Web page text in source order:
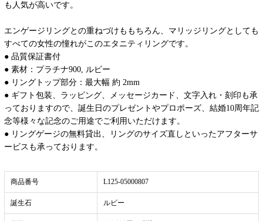
も人気が高いです。
エンゲージリングとの重ねづけももちろん、マリッジリングとしても
すべての女性の憧れがこのエタニティリングです。
● 品質保証書付
● 素材：プラチナ900, ルビー
● リングトップ部分：最大幅 約 2mm
● ギフト包装、ラッピング、メッセージカード、文字入れ・刻印も承
っておりますので、誕生日のプレゼントやプロポーズ、結婚10周年記
念等様々な記念のご用途でご利用いただけます。
● リングゲージの無料貸出、リングのサイズ直しといったアフターサ
ービスも承っております。
商品番号 L125-05000807
誕生石 ルビー